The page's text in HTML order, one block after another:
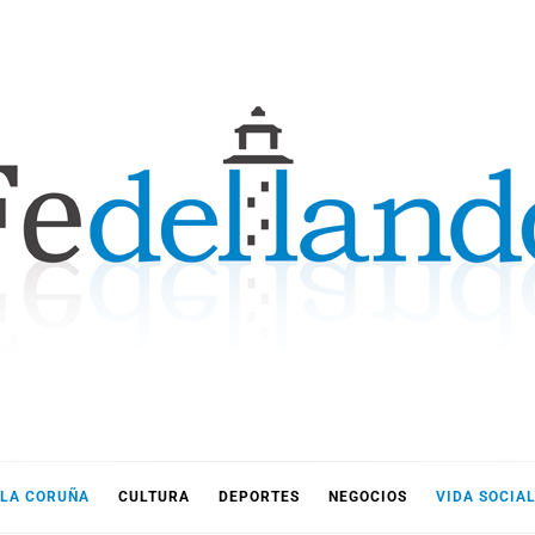
LA CORUÑA CULTURA DEPORTES NEGOCIOS VIDA SOCIAL